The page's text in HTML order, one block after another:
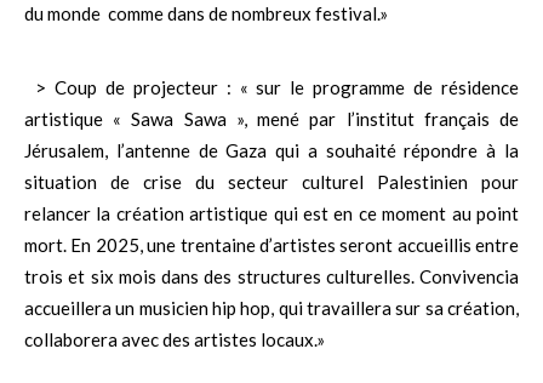
du monde comme dans de nombreux festival.»
> Coup de projecteur : « sur le programme de résidence
artistique « Sawa Sawa », mené par l’institut français de
Jérusalem, l’antenne de Gaza qui a souhaité répondre à la
situation de crise du secteur culturel Palestinien pour
relancer la création artistique qui est en ce moment au point
mort. En 2025, une trentaine d’artistes seront accueillis entre
trois et six mois dans des structures culturelles. Convivencia
accueillera un musicien hip hop, qui travaillera sur sa création,
collaborera avec des artistes locaux.»